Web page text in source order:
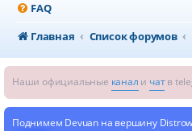
FAQ
Главная
Список форумов
Наши официальные канал и чатв
Поднимем Devuan на вершину